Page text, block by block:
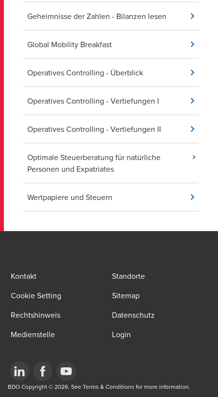
Geheimnisse der Zahlen - Bilanzen lesen
Global Mobility Breakfast
Operatives Controlling - Überblick
Operatives Controlling - Vertiefungen I
Operatives Controlling - Vertiefungen II
Optimale Steuerberatung für natürliche
Personen und Expatriates
Wertpapiere und Steuern
Kontakt
Standorte
Cookie Setting
Sitemap
Rechtshinweis
Datenschutz
Medienstelle
Login
Opens in a new window/tab
Opens in a new window/tab
Opens in a new window/tab
BDO Copyright © 2026. See Terms & Conditions for more information.